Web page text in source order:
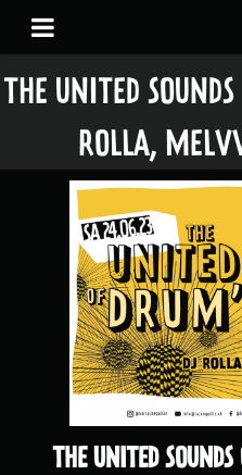
THE UNITED
ROLLA,
THE UNITED